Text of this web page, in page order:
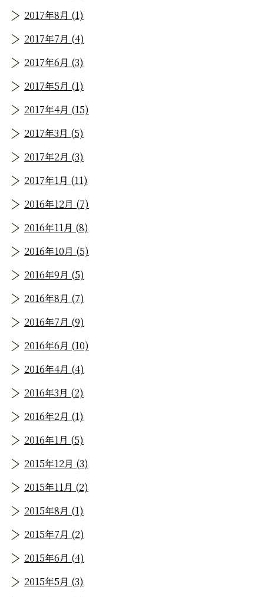
2017年8月 (1)
2017年7月 (4)
2017年6月 (3)
2017年5月 (1)
2017年4月 (15)
2017年3月 (5)
2017年2月 (3)
2017年1月 (11)
2016年12月 (7)
2016年11月 (8)
2016年10月 (5)
2016年9月 (5)
2016年8月 (7)
2016年7月 (9)
2016年6月 (10)
2016年4月 (4)
2016年3月 (2)
2016年2月 (1)
2016年1月 (5)
2015年12月 (3)
2015年11月 (2)
2015年8月 (1)
2015年7月 (2)
2015年6月 (4)
2015年5月 (3)